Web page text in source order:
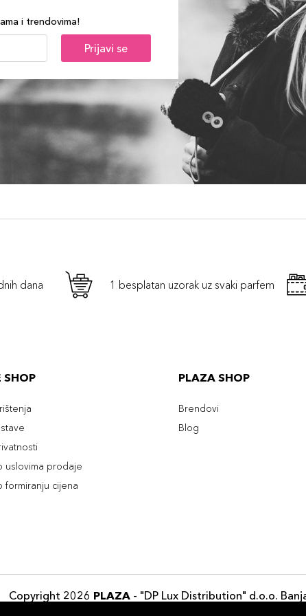
i trendovima!
Prijavi se
dana 1 besplatan uzorak uz svaki parfem
SHOP
uslovima prodaje
formiranju cijena
PLAZA SHOP
Brendovi
Blog
Copyright 2026 PLAZA- "DP Lux Distribution" d.o.o.